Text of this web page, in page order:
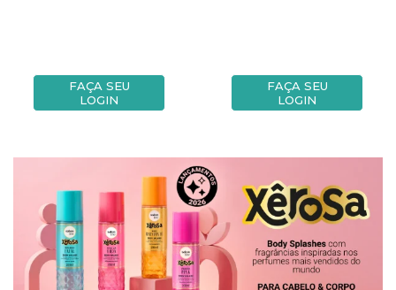
FAÇA SEU
LOGIN
FAÇA SEU
LOGIN